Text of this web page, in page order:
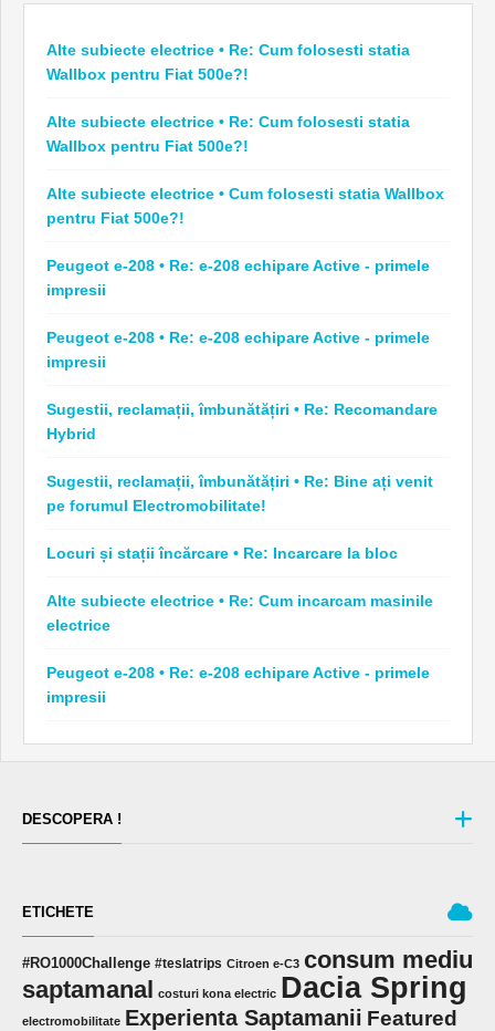
Alte subiecte electrice • Re: Cum folosesti statia
Wallbox pentru Fiat 500e?!
Alte subiecte electrice • Re: Cum folosesti statia
Wallbox pentru Fiat 500e?!
Alte subiecte electrice • Cum folosesti statia Wallbox
pentru Fiat 500e?!
Peugeot e-208 • Re: e-208 echipare Active - primele
impresii
Peugeot e-208 • Re: e-208 echipare Active - primele
impresii
Sugestii, reclamații, îmbunătățiri • Re: Recomandare
Hybrid
Sugestii, reclamații, îmbunătățiri • Re: Bine ați venit
pe forumul Electromobilitate!
Locuri și stații încărcare • Re: Incarcare la bloc
Alte subiecte electrice • Re: Cum incarcam masinile
electrice
Peugeot e-208 • Re: e-208 echipare Active - primele
impresii
DESCOPERA !
ETICHETE
#RO1000Challenge #teslatrips Citroen e-C3 consum mediu
saptamanal costuri kona electric Dacia Spring
electromobilitate Experienta Saptamanii Featured